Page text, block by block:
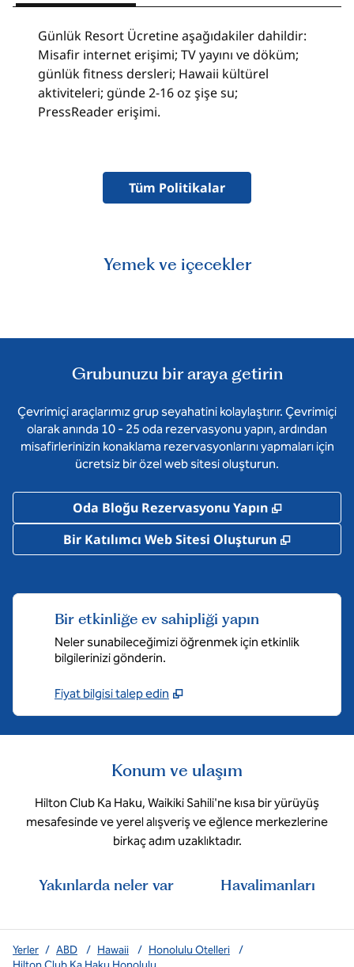
Günlük Resort Ücretine aşağıdakiler dahildir:
Misafir internet erişimi; TV yayını ve döküm;
günlük fitness dersleri; Hawaii kültürel
aktiviteleri; günde 2-16 oz şişe su;
PressReader erişimi.
Tüm Politikalar
Yemek ve içecekler
Grubunuzu bir araya getirin
Çevrimiçi araçlarımız grup seyahatini kolaylaştırır. Çevrimiçi
olarak anında 10 - 25 oda rezervasyonu yapın, ardından
misafirlerinizin konaklama rezervasyonlarını yapmaları için
ücretsiz bir özel web sitesi oluşturun.
Oda Bloğu Rezervasyonu Yapın ,
Bir Katılımcı Web Sitesi Oluşturun
,
Bir etkinliğe ev sahipliği yapın
Neler sunabileceğimizi öğrenmek için etkinlik
bilgilerinizi gönderin.
Fiyat bilgisi talep edin
Konum ve ulaşım
Hilton Club Ka Haku, Waikiki Sahili'ne kısa bir yürüyüş
mesafesinde ve yerel alışveriş ve eğlence merkezlerine
birkaç adım uzaklıktadır.
Yakınlarda neler var Havalimanları
Yerler / ABD / Hawaii / Honolulu Otelleri
/